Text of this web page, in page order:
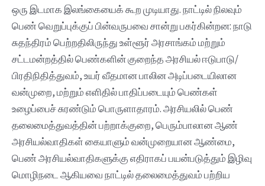
ஒரு இடமாக இலங்கையைக் கூற முடியாது. நாட்டில் நிலவும்
பெண் வெறுப்புக்குப் பின்வருபவை சான்று பகர்கின்றன: நாடு
சுதந்திரம் பெற்றதிலிருந்து உள்ளூர் அரசாங்கம் மற்றும்
சட்டமன்றத்தில் பெண்களின் குறைந்த அரசியல் ஈடுபாடு/
பிரதிநிதித்துவம், உயர் வீதமான பாலின அடிப்படையிலான
வன்முறை, மற்றும் எளிதில் பாதிப்படையும் பெண்கள்
உழைப்பைச் சுரண்டும் பொருளாதாரம். அரசியலில் பெண்
தலைமைத்துவத்தின் பற்றாக்குறை, பெரும்பாலான ஆண்
அரசியல்வாதிகள் கையாளும் வன்முறையான ஆண்மை,
பெண் அரசியல்வாதிகளுக்கு எதிராகப் பயன்படுத்தும் இழிவு
மொழிநடை ஆகியவை நாட்டில் தலைமைத்துவம் பற்றிய